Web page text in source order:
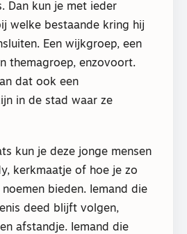
Dan kun je met ieder
welke bestaande kring hij
Een wijkgroep, een
themagroep, enzovoort.
dat ook een
in de stad waar ze
kun je deze jonge mensen
kerkmaatje of hoe je zo
bieden. Iemand die
deed blijft volgen,
afstandje. Iemand die